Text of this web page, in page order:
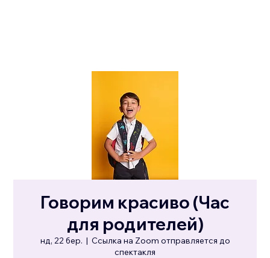
Говорим красиво (Час
для родителей)
нд, 22 бер.
  |
Ссылка на Zoom отправляется до
спектакля